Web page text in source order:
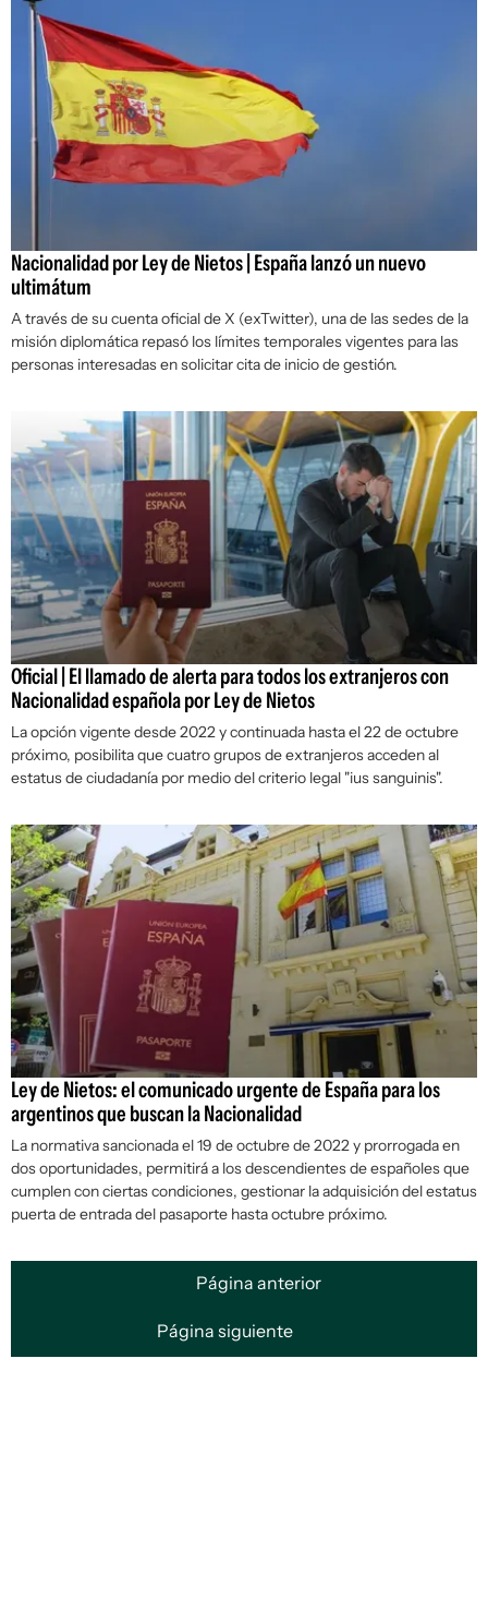
Nacionalidad por Ley de Nietos | España lanzó un nuevo
ultimátum
A través de su cuenta oficial de X (exTwitter), una de las sedes de la
misión diplomática repasó los límites temporales vigentes para las
personas interesadas en solicitar cita de inicio de gestión.
Oficial | El llamado de alerta para todos los extranjeros con
Nacionalidad española por Ley de Nietos
La opción vigente desde 2022 y continuada hasta el 22 de octubre
próximo, posibilita que cuatro grupos de extranjeros acceden al
estatus de ciudadanía por medio del criterio legal "ius sanguinis".
Ley de Nietos: el comunicado urgente de España para los
argentinos que buscan la Nacionalidad
La normativa sancionada el 19 de octubre de 2022 y prorrogada en
dos oportunidades, permitirá a los descendientes de españoles que
cumplen con ciertas condiciones, gestionar la adquisición del estatus
puerta de entrada del pasaporte hasta octubre próximo.
Página anterior
Página siguiente